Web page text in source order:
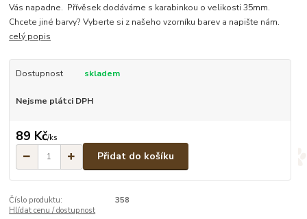
Vás napadne. Přívěsek dodáváme s karabinkou o velikosti 35mm.
Chcete jiné barvy? Vyberte si z našeho vzorníku barev a napište nám.
celý popis
Dostupnost skladem
Nejsme plátci DPH
89 Kč/ks
Přidat do košíku
Číslo produktu:
358
Hlídat cenu / dostupnost